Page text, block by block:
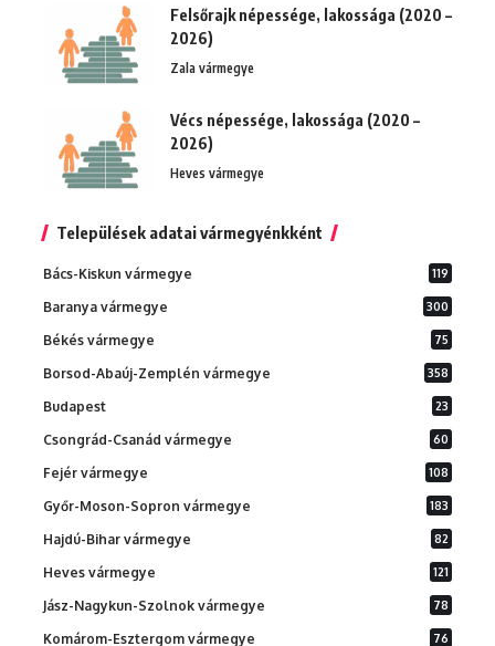
Felsőrajk népessége, lakossága (2020 –
2026)
Zala vármegye
Vécs népessége, lakossága (2020 –
2026)
Heves vármegye
Települések adatai vármegyénkként
Bács-Kiskun vármegye 119
Baranya vármegye 300
Békés vármegye 75
Borsod-Abaúj-Zemplén vármegye 358
Budapest 23
Csongrád-Csanád vármegye 60
Fejér vármegye 108
Győr-Moson-Sopron vármegye 183
Hajdú-Bihar vármegye 82
Heves vármegye 121
Jász-Nagykun-Szolnok vármegye 78
Komárom-Esztergom vármegye 76